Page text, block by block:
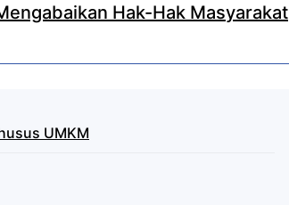
Hak-Hak Masyarakat
UMKM